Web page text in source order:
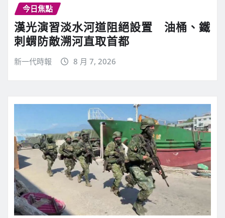
今日焦點
漢光演習淡水河道阻絕設置 油桶、鐵
刺蝟防敵溯河直取首都
新一代時報 8 月 7, 2026